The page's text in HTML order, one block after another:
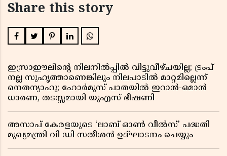
Share this story
ഇസ്രാഈലിന്റെ നിലനിൽപ്പിൽ വിട്ടുവീഴ്ചയില്ല; ട്രംപ്
നല്ല സുഹൃത്താണെങ്കിലും നിലപാടിൽ മാറ്റമില്ലെന്ന്
നെതന്യാഹു; ഹോർമുസ് പാതയിൽ ഇറാൻ-ഒമാൻ
ധാരണ, തടസ്സമായി യുഎസ് ഭീഷണി
അസാപ് കേരളയുടെ ‘ലാബ് ഓൺ വീൽസ്’ പദ്ധതി
മുഖ്യമന്ത്രി വി ഡി സതീശൻ ഉദ്ഘാടനം ചെയ്യും